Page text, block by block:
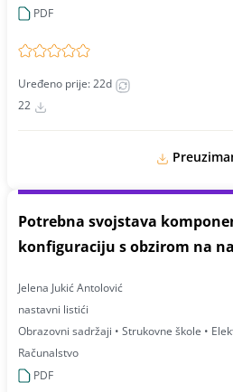
PDF
Uređeno prije: 22d
22
Potrebna svojstava
konfiguraciju s obzirom na
Jelena Jukić Antolović
nastavni listići
Obrazovni sadržaji • Strukovne škole •
Računalstvo
PDF